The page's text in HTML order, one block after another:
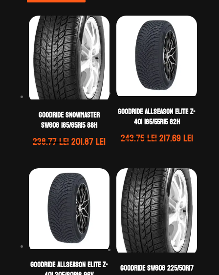
GOODRIDE SNOWMASTER
SW608 185/65R15 88H
238.77leiPrețul
a
fost:
238.77 lei.
201.87leiPrețul
este:
201.87 lei.
GOODRIDE ALLSEASON ELITE Z-
401 185/55R15 82H
243.75leiPrețul
fost:
243.75 lei.
217.69leiPrețul
GOODRIDE ALLSEASON ELITE Z- GOODRIDE SW608 225/50R17